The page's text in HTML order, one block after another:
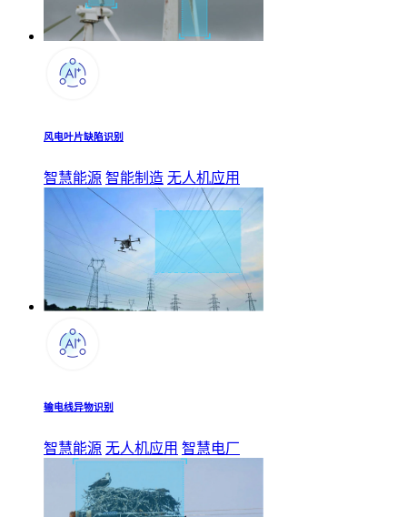
风电叶片缺陷识别
智慧能源 智能制造 无人机应用
输电线异物识别
智慧能源 无人机应用 智慧电厂